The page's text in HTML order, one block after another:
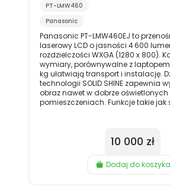
PT-LMW460
Panasonic
Panasonic PT-LMW460EJ to
laserowy LCD o jasności 4 600
rozdzielczości WXGA (1280 x 800).
wymiary, porównywalne z
kg ułatwiają transport i instalację.
technologii SOLID SHINE zapewnia
obraz nawet w dobrze oświetlonych
pomieszczeniach. Funkcje takie jak
10 000 zł
Dodaj do koszyka